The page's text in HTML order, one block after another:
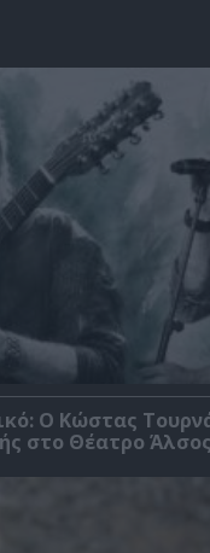
Ο Κώστας
στο Θέατρο